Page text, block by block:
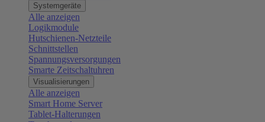
Systemgeräte
Alle anzeigen
Logikmodule
Hutschienen-Netzteile
Schnittstellen
Spannungsversorgungen
Smarte Zeitschaltuhren
Visualisierungen
Alle anzeigen
Smart Home Server
Tablet-Halterungen